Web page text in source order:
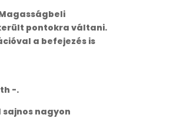
pontokra váltani.
a befejezés is
-.
sajnos nagyon